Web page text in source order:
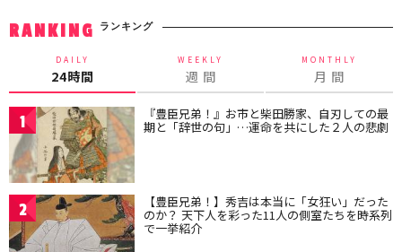
RANKING ランキング
DAILY
24時間
WEEKLY
週 間
MONTHLY
月 間
1 『豊臣兄弟！』お市と柴田勝家、自刃しての最
期と「辞世の句」…運命を共にした２人の悲劇
2 【豊臣兄弟！】秀吉は本当に「女狂い」だった
のか？ 天下人を彩った11人の側室たちを時系列
で一挙紹介